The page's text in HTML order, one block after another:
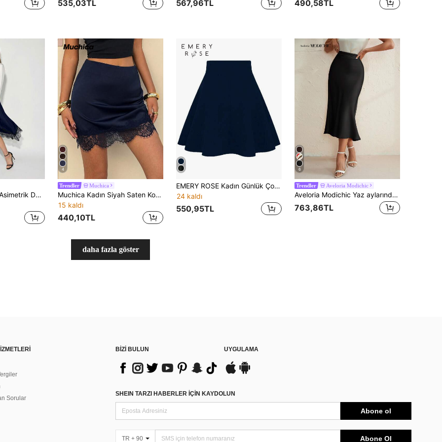
535,03TL 567,96TL 490,58TL
Maija Kadınlar için Asimetrik Dantel Etekli Patchwork Elbise, Zarif Romantik Vücuda Oturan Asimetrik Dantel Etekli Yüksek Yırtmaçlı Etek, Elastik Bel A Kesim Etek
4
Trendler Muchica
Muchica Kadın Siyah Saten Kontrast Dantel Detaylı Mini Elbise
15 kaldı
440,10TL
EMERY ROSE Kadın Günlük Çok Amaçlı Düz Renk Etek
24 kaldı
550,95TL
6
Trendler Aveloria Modichic
Aveloria Modichic Yaz aylarında işe gidip gelmek için şık, düz renkli balık kuyruğu etek
763,86TL
daha fazla göster
Sorular
BİZİ BULUN UYGULAMA
SHEIN TARZI HABERLER IÇIN KAYDOLUN
Abone ol
TR + 90 Abone Ol